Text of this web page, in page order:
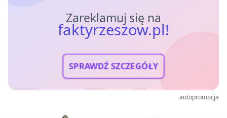
Zareklamuj się na
faktyrzeszow.pl!
SPRAWDŹ SZCZEGÓŁY
autopromocja